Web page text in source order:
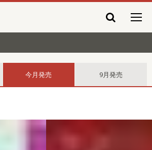
今月発売 9月発売